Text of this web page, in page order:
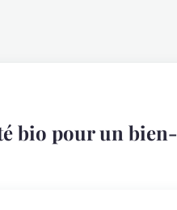
bio pour un